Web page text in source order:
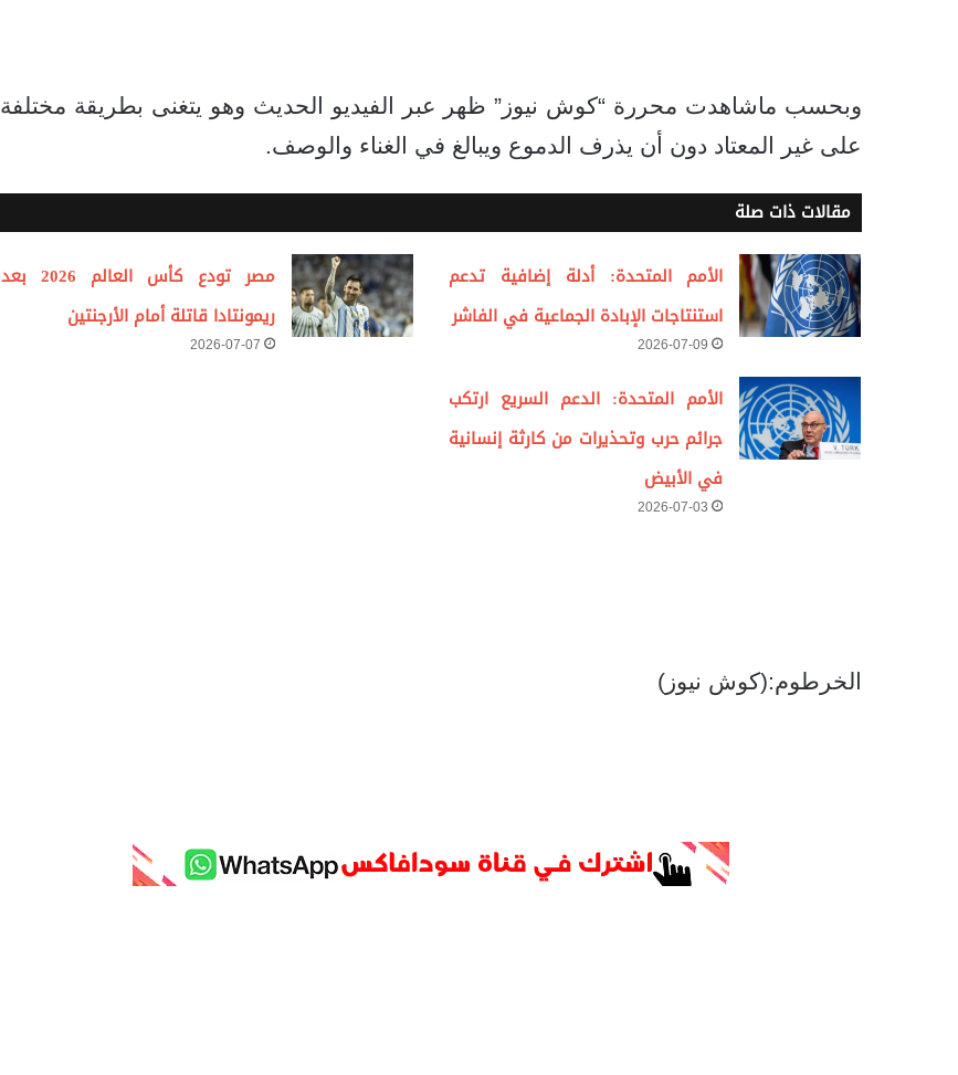
وبحسب ماشاهدت محررة “كوش نيوز” ظهر عبر الفيديو الحديث وهو يتغنى بطريقة مختلفة
على غير المعتاد دون أن يذرف الدموع ويبالغ في الغناء والوصف.
مقالات ذات صلة
الأمم المتحدة: أدلة إضافية تدعم
استنتاجات الإبادة الجماعية في الفاشر
2026-07-09
مصر تودع كأس العالم 2026 بعد
ريمونتادا قاتلة أمام الأرجنتين
2026-07-07
الأمم المتحدة: الدعم السريع ارتكب
جرائم حرب وتحذيرات من كارثة إنسانية
في الأبيض
2026-07-03
الخرطوم:(كوش نيوز)